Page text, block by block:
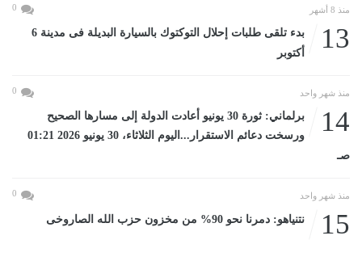
منذ 8 أشهر 0
13
بدء تلقى طلبات إحلال التوكتوك بالسيارة البديلة فى مدينة 6
أكتوبر
منذ شهر واحد 0
14
برلماني: ثورة 30 يونيو أعادت الدولة إلى مسارها الصحيح
ورسخت دعائم الاستقرار...اليوم الثلاثاء، 30 يونيو 2026 01:21
صـ
منذ شهر واحد 0
15 نتنياهو: دمرنا نحو 90% من مخزون حزب الله الصاروخى